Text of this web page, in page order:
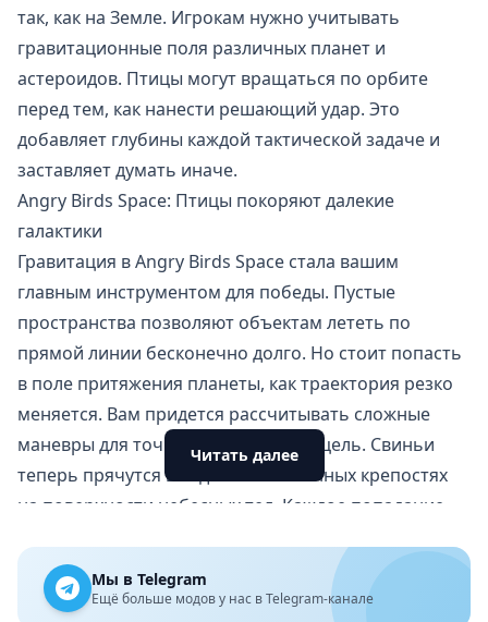
так, как на Земле. Игрокам нужно учитывать
гравитационные поля различных планет и
астероидов. Птицы могут вращаться по орбите
перед тем, как нанести решающий удар. Это
добавляет глубины каждой тактической задаче и
заставляет думать иначе.
Angry Birds Space: Птицы покоряют далекие
галактики
Гравитация в Angry Birds Space стала вашим
главным инструментом для победы. Пустые
пространства позволяют объектам лететь по
прямой линии бесконечно долго. Но стоит попасть
в поле притяжения планеты, как траектория резко
меняется. Вам придется рассчитывать сложные
маневры для точного попадания в цель. Свиньи
теперь прячутся в ледяных и каменных крепостях
на поверхности небесных тел. Каждое попадание
Новые герои и уникальные способности
Проект познакомил фанатов серии с совершенно
Читать далее
Мы в Telegram
Ещё больше модов у нас в Telegram-канале